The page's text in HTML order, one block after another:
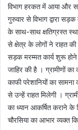
विभाग हरकत में आया और
गुरुवार से विभाग द्वारा
के साथ-साथ क्षतिग्रस्त
से क्षेत्र के लोगों ने राहत
सड़क मरम्मत कार्य शुरू होने
जाहिर की है । ग्रामीणों
काफी परेशानियों का
से उन्हें राहत मिलेगी ।
का ध्यान आकर्षित कराने
चौरसिया का आभार व्यक्त